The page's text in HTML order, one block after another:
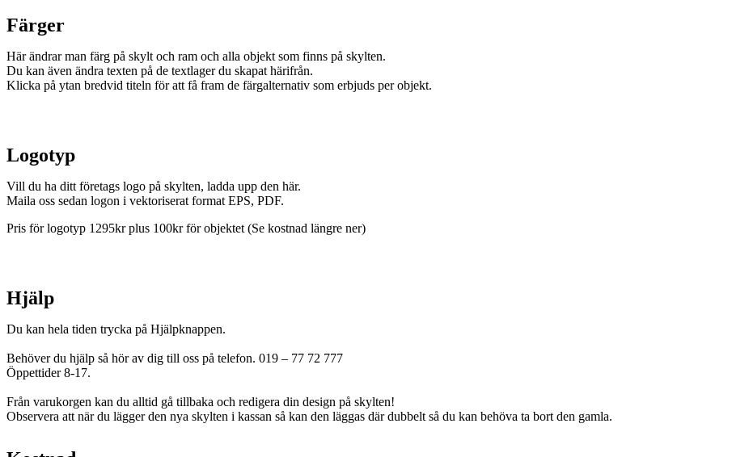
Färger
Här ändrar man färg på skylt och ram och alla objekt som finns på skylten.
Du kan även ändra texten på de textlager du skapat härifrån.
Klicka på ytan bredvid titeln för att få fram de färgalternativ som erbjuds per objekt.
Logotyp
Vill du ha ditt företags logo på skylten, ladda upp den här.
Maila oss sedan logon i vektoriserat format EPS, PDF.
Pris för logotyp 1295kr plus 100kr för objektet (Se kostnad längre ner)
Hjälp
Du kan hela tiden trycka på Hjälpknappen.
Behöver du hjälp så hör av dig till oss på telefon. 019 – 77 72 777
Öppettider 8-17.
Från varukorgen kan du alltid gå tillbaka och redigera din design på skylten!
Observera att när du lägger den nya skylten i kassan så kan den läggas där dubbelt så du kan behöva ta bort den gamla.